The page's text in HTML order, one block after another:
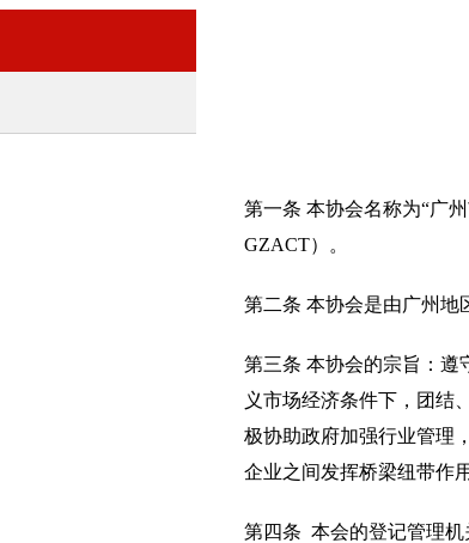
第一条 本协会名称为“广州
GZACT）。
第二条 本协会是由广州地
第三条 本协会的宗旨：遵
义市场经济条件下，团结
极协助政府加强行业管理
企业之间发挥桥梁纽带作用
第四条 本会的登记管理机